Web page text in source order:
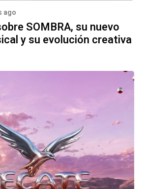
ago
SOMBRA, su nuevo
y su evolución creativa